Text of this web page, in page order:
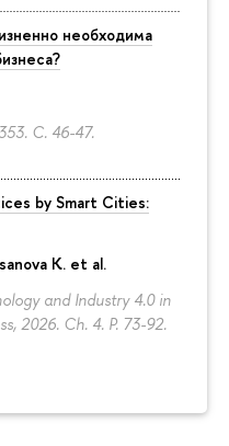
необходима
С. 46-47.
by Smart Cities:
K. et al.
and Industry 4.0 in
2026. Ch. 4. P. 73-92.